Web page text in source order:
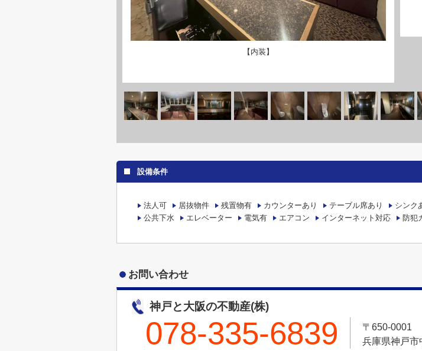
【内装】
設備条件
法人可 居抜物件 残置物有 カウンターあり テーブル席あり シンク
公共下水
エレベーター 電気有 エアコン インターネット対応 防犯
お問い合わせ
神戸と大阪の不動産(株)
078-335-6839
〒650-0001
兵庫県神戸市